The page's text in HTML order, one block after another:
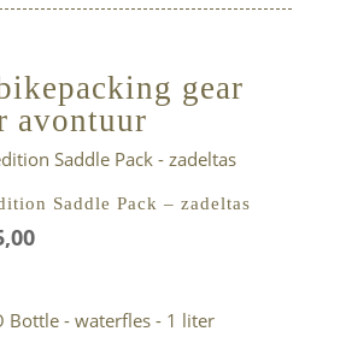
gear
avontuur
Saddle Pack – zadeltas
Prijsklasse:
€195,00